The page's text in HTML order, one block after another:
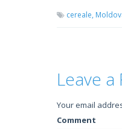
cereale,
Leave a
Your email
Comment